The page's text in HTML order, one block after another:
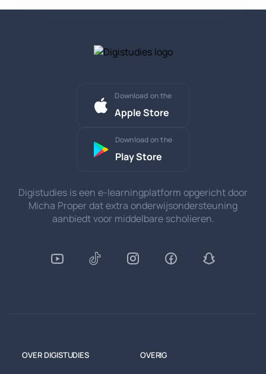
Download on the
Apple Store
Download on the
Play Store
Digistudies is een e-learningplatform opgericht door
Micha Proper dat extra onderwijsondersteuning
aanbiedt voor middelbare scholieren.
OVER DIGISTUDIES OVERIG